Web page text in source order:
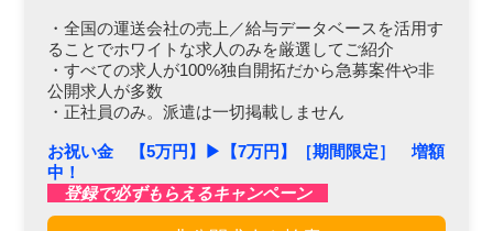
・全国の運送会社の売上／給与データベースを活用す
ることでホワイトな求人のみを厳選してご紹介
・すべての求人が100%独自開拓だから急募案件や非
公開求人が多数
・正社員のみ。派遣は一切掲載しません
お祝い金 【5万円】▶︎【7万円】［期間限定］ 増額
中！
登録で必ずもらえるキャンペーン